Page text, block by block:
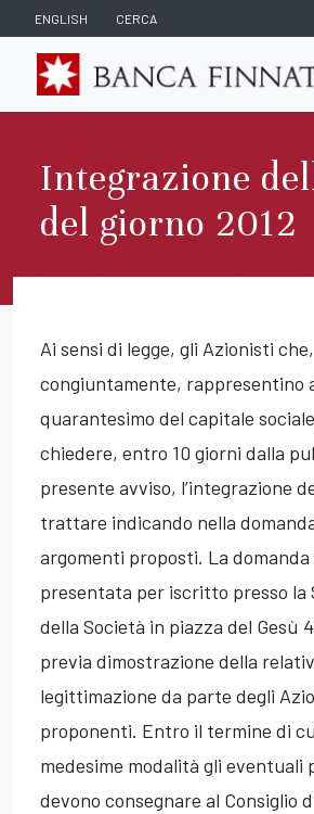
ENGLISH CERCA
Integrazione
del giorno 2012
Ai sensi di legge, gli Azionisti
congiuntamente, rappresentino
quarantesimo del capitale
chiedere, entro 10 giorni dalla
presente avviso, l’integrazione
trattare indicando nella
argomenti proposti. La domanda
presentata per iscritto presso la
della Società in piazza del Gesù
previa dimostrazione della
legittimazione da parte degli
proponenti. Entro il termine di
medesime modalità gli eventuali
devono consegnare al Consiglio